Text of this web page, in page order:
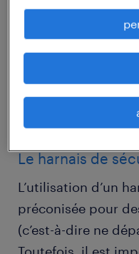
primordial de
soient respectées.
travaux étant
est préférable de
et de faire appel à
Le harnais de
L’utilisation d’un
préconisée pour
(c’est-à-dire ne